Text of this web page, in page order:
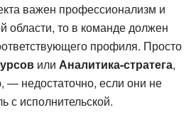
важен профессионализм и
области, то в команде должен
профиля. Просто
или Аналитика-стратега,
— недостаточно, если они не
с исполнительской.